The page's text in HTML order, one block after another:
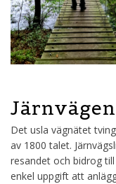
Det usla vägnätet
av 1800 talet.
resandet och bidrog
enkel uppgift att